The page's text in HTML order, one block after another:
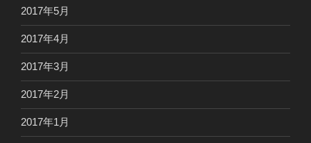
2017年5月
2017年4月
2017年3月
2017年2月
2017年1月